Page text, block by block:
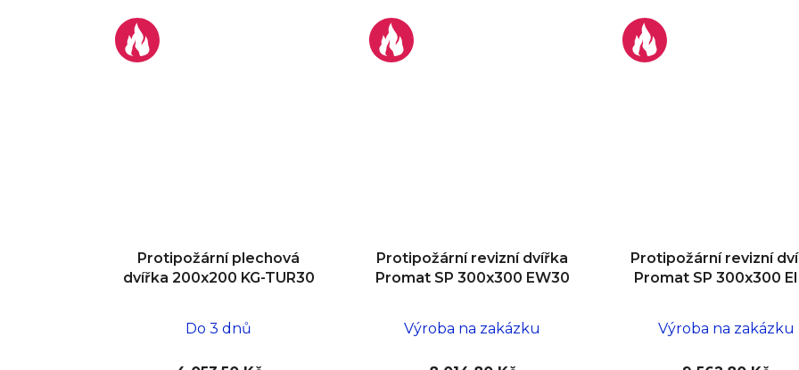
Protipožární plechová
dvířka 200x200 KG-TUR30
Do 3 dnů
Protipožární revizní dvířka
Promat SP 300x300 EW30
Výroba na zakázku
Protipožární revizní
Promat SP 300x300
Výroba na zakázku